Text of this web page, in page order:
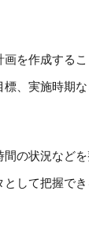
を作成するこ
、実施時期な
の状況などを
して把握で